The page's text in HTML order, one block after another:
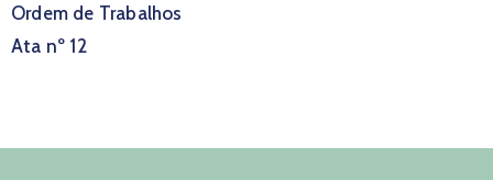
Ordem de Trabalhos
Ata nº 12